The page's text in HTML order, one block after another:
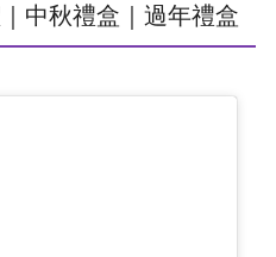
中秋禮盒｜過年禮盒